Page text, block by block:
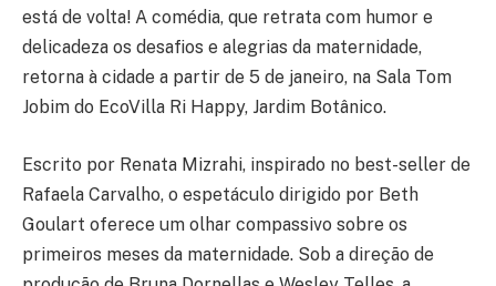
está de volta! A comédia, que retrata com humor e
delicadeza os desafios e alegrias da maternidade,
retorna à cidade a partir de 5 de janeiro, na Sala Tom
Jobim do EcoVilla Ri Happy, Jardim Botânico.
Escrito por Renata Mizrahi, inspirado no best-seller de
Rafaela Carvalho, o espetáculo dirigido por Beth
Goulart oferece um olhar compassivo sobre os
primeiros meses da maternidade. Sob a direção de